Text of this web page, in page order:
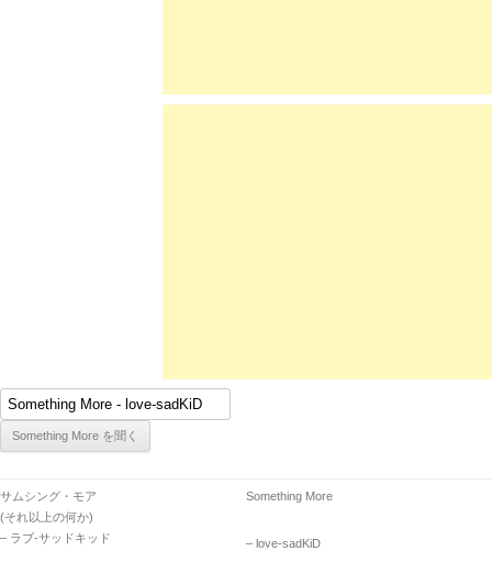
サムシング・モア
(それ以上の何か)
– ラブ-サッドキッド
Something More
– love-sadKiD